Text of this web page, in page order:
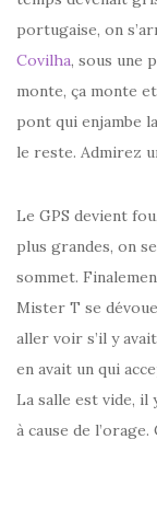
portugaise, on
Covilha, sous une
monte, ça monte
pont qui enjambe
le reste. Admirez
Le GPS devient
plus grandes, on
sommet.
Mister T se
aller voir s’il y
en avait un qui
La salle est vide, il
à cause de l’orage.